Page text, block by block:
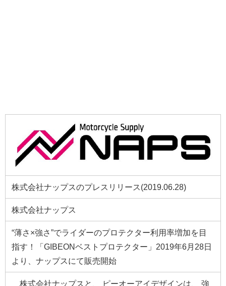
株式会社ナップスのプレスリリース(2019.06.28)
株式会社ナップス
“薄さ×強さ”でライダーのプロテクター利用率増加を目
指す！「GIBEONベストプロテクター」2019年6月28日
より、ナップスにて販売開始
株式会社ナップスと、 ピーオーアイデザインは、 強